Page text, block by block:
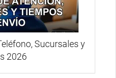
Sucursales y
2026